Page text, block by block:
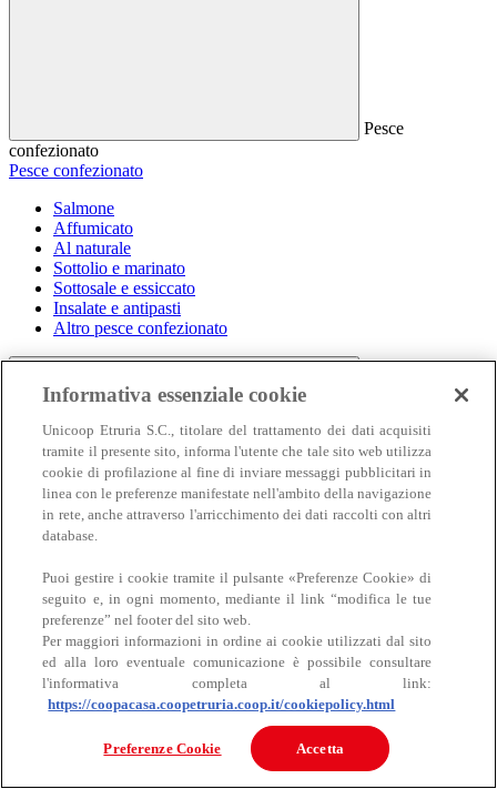
Pesce
confezionato
Pesce confezionato
Salmone
Affumicato
Al naturale
Sottolio e marinato
Sottosale e essiccato
Insalate e antipasti
Altro pesce confezionato
Carne
Carne
Informativa essenziale cookie
Unicoop Etruria S.C., titolare del trattamento dei dati acquisiti
tramite il presente sito, informa l'utente che tale sito web utilizza
cookie di profilazione al fine di inviare messaggi pubblicitari in
linea con le preferenze manifestate nell'ambito della navigazione
in rete, anche attraverso l'arricchimento dei dati raccolti con altri
database.
Puoi gestire i cookie tramite il pulsante «Preferenze Cookie» di
seguito e, in ogni momento, mediante il link “modifica le tue
preferenze” nel footer del sito web.
Per maggiori informazioni in ordine ai cookie utilizzati dal sito
ed alla loro eventuale comunicazione è possibile consultare
l'informativa completa al link:
https://coopacasa.coopetruria.coop.it/cookiepolicy.html
Preferenze Cookie Accetta